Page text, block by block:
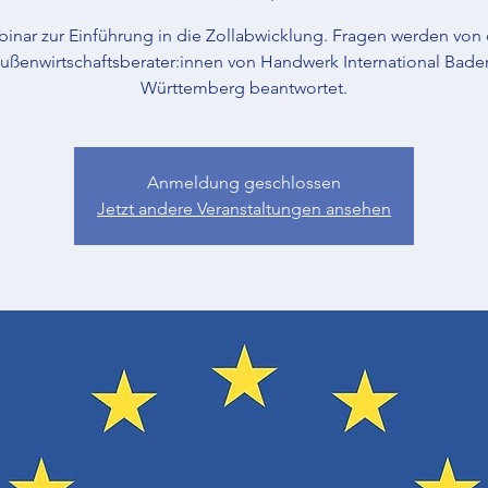
zur Einführung in die Zollabwicklung. Fragen werden von
von Handwerk International
Württemberg beantwortet.
Anmeldung geschlossen
Jetzt andere Veranstaltungen ansehen